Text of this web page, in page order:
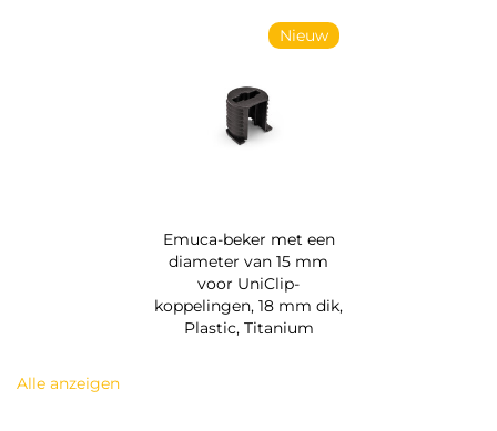
Nieuw
Emuca-beker met een
diameter van 15 mm
voor UniClip-
koppelingen, 18 mm dik,
Plastic, Titanium
Alle anzeigen